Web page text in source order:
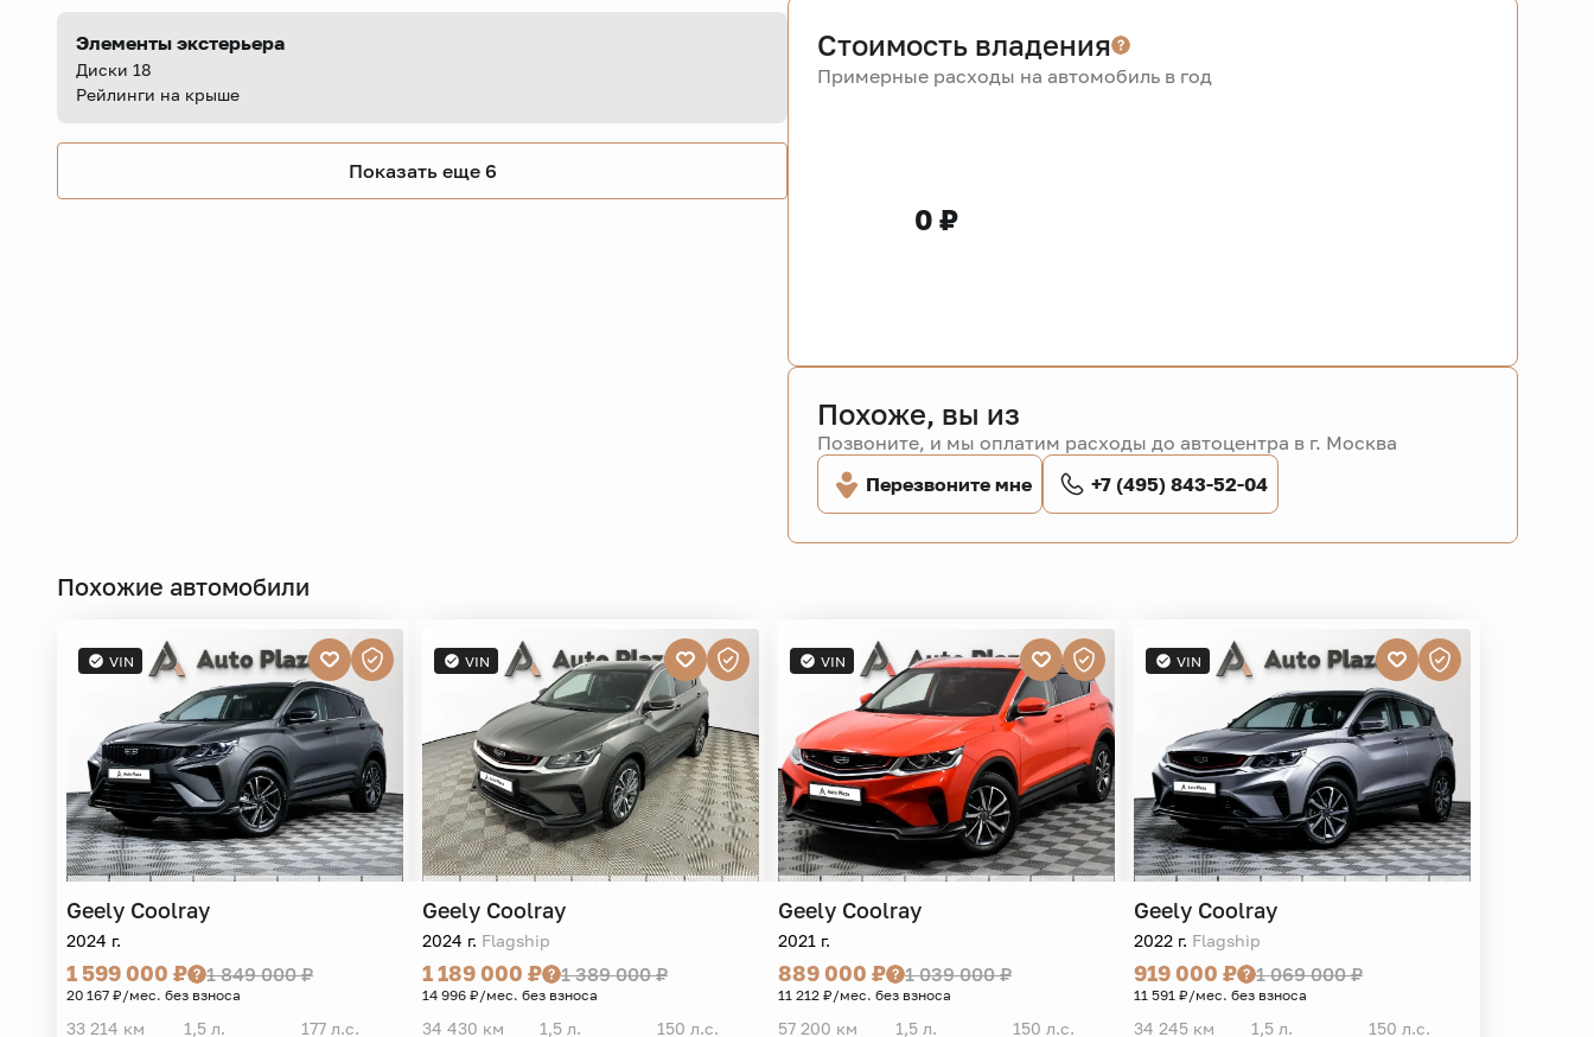
Элементы экстерьера
Диски 18
Рейлинги на крыше
Показать еще 6
Стоимость владения
Примерные расходы на автомобиль в год
0 ₽
Похоже, вы из
Позвоните, и мы оплатим расходы до автоцентра в г. Москва
Перезвоните мне
+7 (495) 843-52-04
Похожие автомобили
VIN
Geely Coolray
2024 г.
1 599 000 ₽ 1 849 000 ₽
20 167 ₽/мес. без взноса
33 214 км 1,5 л.
177 л.с.
VIN
Geely Coolray
2024 г. Flagship
1 189 000 ₽ 1 389 000 ₽
14 996 ₽/мес. без взноса
34 430 км 1,5 л.
150 л.с.
VIN
Geely Coolray
2021 г.
889 000 ₽ 1 039 000 ₽
11 212 ₽/мес. без взноса
57 200 км 1,5 л.
150 л.с.
VIN
Geely Coolray
2022 г. Flagship
919 000 ₽ 1 069 000 ₽
11 591 ₽/мес. без взноса
34 245 км 1,5 л.
150 л.с.